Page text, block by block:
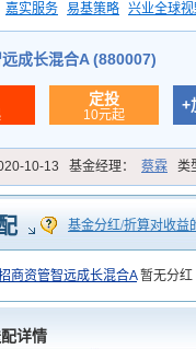
嘉实服务 易基策略 兴业全球
成长混合A (880007)
定投
10元起
+
10-13 基金经理： 蔡霖 类
基金分红/折算对收益
商资管智远成长混合A暂无分红
详情